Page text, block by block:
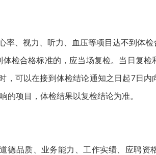
、视力、听力、血压等项目达不到体检
检合格标准的，应当场复检。当日复
可以在接到体检结论通知之日起7日内
项目，体检结果以复检结论为准。
品质、业务能力、工作实绩、应聘资